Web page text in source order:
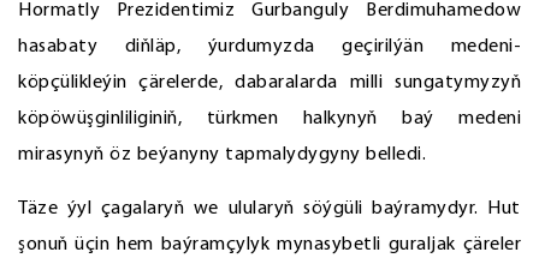
Hormatly Prezidentimiz Gurbanguly Berdimuhamedow
hasabaty diňläp, ýurdumyzda geçirilýän medeni-
köpçülikleýin çärelerde, dabaralarda milli sungatymyzyň
köpöwüşginliliginiň, türkmen halkynyň baý medeni
mirasynyň öz beýanyny tapmalydygyny belledi.
Täze ýyl çagalaryň we ulularyň söýgüli baýramydyr. Hut
şonuň üçin hem baýramçylyk mynasybetli guraljak çäreler